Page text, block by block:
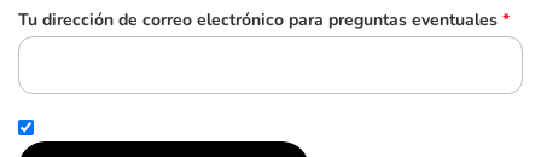
Tu dirección de correo electrónico para preguntas eventuales *